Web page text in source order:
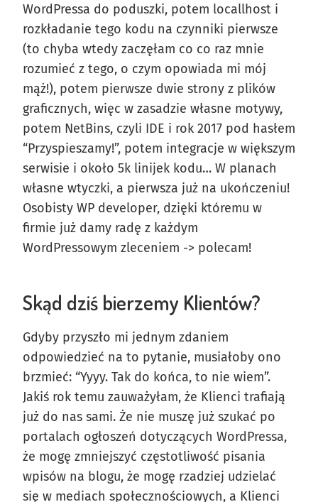
WordPressa do poduszki, potem locallhost i
rozkładanie tego kodu na czynniki pierwsze
(to chyba wtedy zaczęłam co co raz mnie
rozumieć z tego, o czym opowiada mi mój
mąż!), potem pierwsze dwie strony z plików
graficznych, więc w zasadzie własne motywy,
potem NetBins, czyli IDE i rok 2017 pod hasłem
“Przyspieszamy!”, potem integracje w większym
serwisie i około 5k linijek kodu… W planach
własne wtyczki, a pierwsza już na ukończeniu!
Osobisty WP developer, dzięki któremu w
firmie już damy radę z każdym
WordPressowym zleceniem -> polecam!
Skąd dziś bierzemy Klientów?
Gdyby przyszło mi jednym zdaniem
odpowiedzieć na to pytanie, musiałoby ono
brzmieć: “Yyyy. Tak do końca, to nie wiem”.
Jakiś rok temu zauważyłam, że Klienci trafiają
już do nas sami. Że nie muszę już szukać po
portalach ogłoszeń dotyczących WordPressa,
że mogę zmniejszyć częstotliwość pisania
wpisów na blogu, że mogę rzadziej udzielać
się w mediach społecznościowych, a Klienci